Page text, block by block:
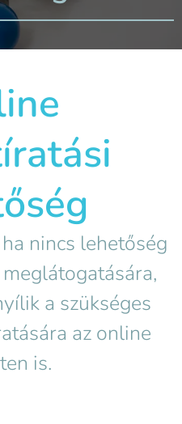
nincs lehetőség
a szükséges
az online
is.